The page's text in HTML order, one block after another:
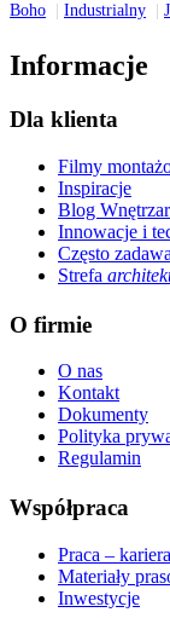
Boho Industrialny
Informacje
Dla klienta
Filmy
Inspiracje
Blog
Innowacje i
Często
Strefa
O firmie
O nas
Kontakt
Dokumenty
Polityka
Regulamin
Współpraca
Praca – kariera
Materiały
Inwestycje